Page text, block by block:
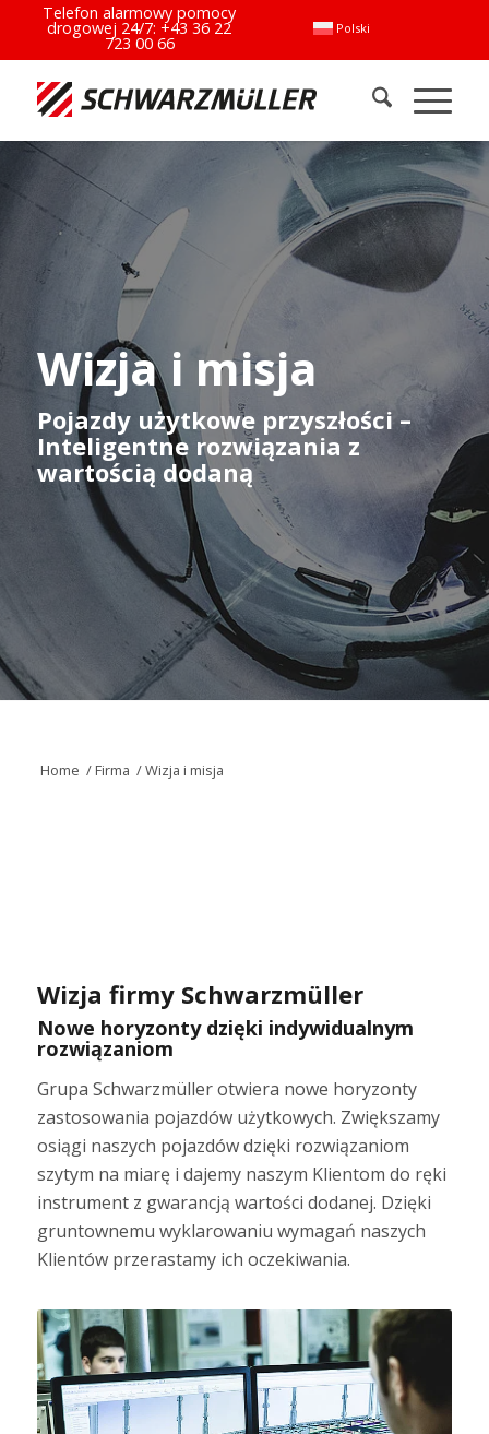
Polski
Telefon alarmowy pomocy
drogowej 24/7:+43 36 22
723 00 66
Wizja i misja
Pojazdy użytkowe przyszłości –
Inteligentne rozwiązania z
wartością dodaną
Home / Firma /Wizja i misja
Wizja firmy Schwarzmüller
Nowe horyzonty dzięki indywidualnym
rozwiązaniom
Grupa Schwarzmüller otwiera nowe horyzonty
zastosowania pojazdów użytkowych. Zwiększamy
osiągi naszych pojazdów dzięki rozwiązaniom
szytym na miarę i dajemy naszym Klientom do ręki
instrument z gwarancją wartości dodanej. Dzięki
gruntownemu wyklarowaniu wymagań naszych
Klientów przerastamy ich oczekiwania.